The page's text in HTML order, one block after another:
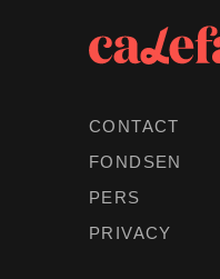
CONTACT
FONDSEN
PERS
PRIVACY